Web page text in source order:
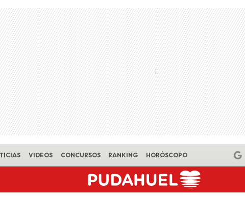
VIDEOS CONCURSOS RANKING HORÓSCOPO